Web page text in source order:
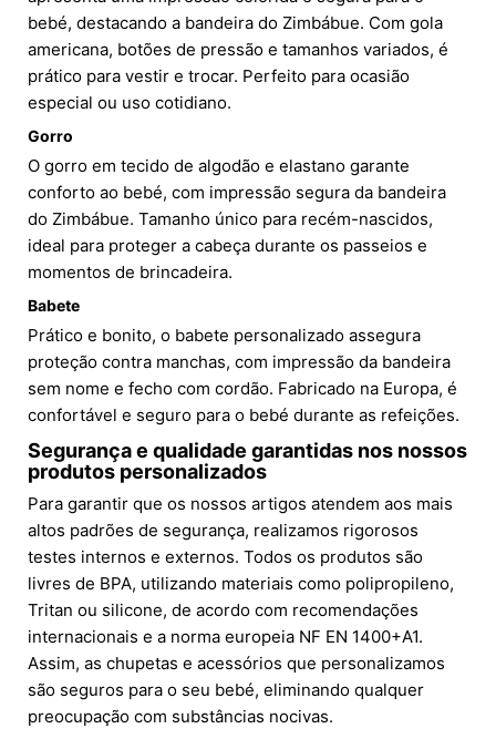
bebé, destacando a bandeira do Zimbábue. Com gola
americana, botões de pressão e tamanhos variados, é
prático para vestir e trocar. Perfeito para ocasião
especial ou uso cotidiano.
Gorro
O gorro em tecido de algodão e elastano garante
conforto ao bebé, com impressão segura da bandeira
do Zimbábue. Tamanho único para recém-nascidos,
ideal para proteger a cabeça durante os passeios e
momentos de brincadeira.
Babete
Prático e bonito, o babete personalizado assegura
proteção contra manchas, com impressão da bandeira
sem nome e fecho com cordão. Fabricado na Europa, é
confortável e seguro para o bebé durante as refeições.
Segurança e qualidade garantidas nos nossos
produtos personalizados
Para garantir que os nossos artigos atendem aos mais
altos padrões de segurança, realizamos rigorosos
testes internos e externos. Todos os produtos são
livres de BPA, utilizando materiais como polipropileno,
Tritan ou silicone, de acordo com recomendações
internacionais e a norma europeia NF EN 1400+A1.
Assim, as chupetas e acessórios que personalizamos
são seguros para o seu bebé, eliminando qualquer
preocupação com substâncias nocivas.